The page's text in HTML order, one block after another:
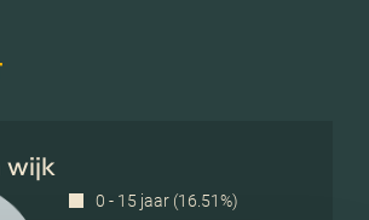
wijk
0 - 15 jaar (16.51%)